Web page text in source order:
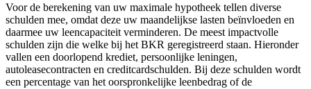
Voor de berekening van uw maximale hypotheek tellen diverse
schulden mee, omdat deze uw maandelijkse lasten beïnvloeden en
daarmee uw leencapaciteit verminderen. De meest impactvolle
schulden zijn die welke bij het BKR geregistreerd staan. Hieronder
vallen een doorlopend krediet, persoonlijke leningen,
autoleasecontracten en creditcardschulden. Bij deze schulden wordt
een percentage van het oorspronkelijke leenbedrag of de